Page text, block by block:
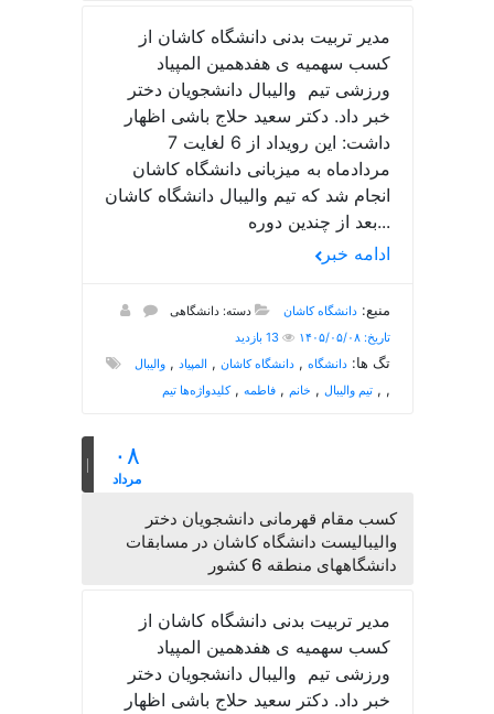
مدیر تربیت بدنی دانشگاه کاشان از
کسب سهمیه ی هفدهمین المپیاد
ورزشی تیم والیبال دانشجویان دختر
خبر داد. دکتر سعید حلاج باشی اظهار
داشت: این رویداد از 6 لغایت 7
مردادماه به میزبانی دانشگاه کاشان
انجام شد که تیم والیبال دانشگاه کاشان
بعد از چندین دوره...
ادامه خبر
منبع:دانشگاه کاشان
دسته: دانشگاهی
تاریخ: ۱۴۰۵/۰۵/۰۸
13 بازدید
تگ ها:دانشگاه ,دانشگاه کاشان , المپیاد ,والیبال
,تیم والیبال , خانم ,فاطمه ,کلیدواژه‌ها تیم ,
۰۸
مرداد
کسب مقام قهرمانی دانشجویان دختر
والیبالیست دانشگاه کاشان در مسابقات
دانشگاههای منطقه 6 کشور
مدیر تربیت بدنی دانشگاه کاشان از
کسب سهمیه ی هفدهمین المپیاد
ورزشی تیم والیبال دانشجویان دختر
خبر داد. دکتر سعید حلاج باشی اظهار